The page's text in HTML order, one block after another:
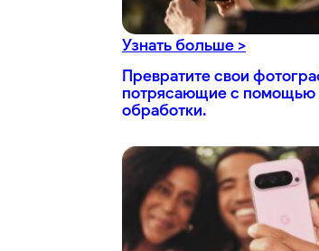
Узнать больше >
Превратите свои
потрясающие с помощью
обработки.